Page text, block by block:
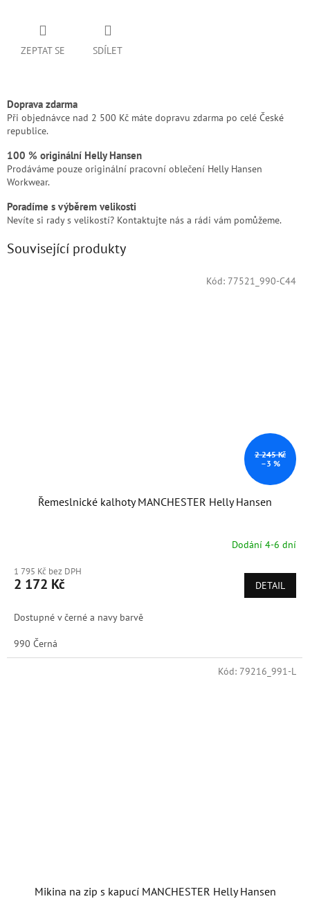
ZEPTAT SE SDÍLET
Doprava zdarma
Při objednávce nad 2 500 Kč máte dopravu zdarma po celé České
republice.
100 % originální Helly Hansen
Prodáváme pouze originální pracovní oblečení Helly Hansen
Workwear.
Poradíme s výběrem velikosti
Nevíte si rady s velikostí? Kontaktujte nás a rádi vám pomůžeme.
Související produkty
2 245 Kč
–3 %
Řemeslnické kalhoty MANCHESTER Helly Hansen
Dodání 4-6 dní
1 795 Kč bez DPH
2 172 Kč DETAIL
Dostupné v černé a navy barvě
990 Černá
Kód: 77521_990-C44
Mikina na zip s kapucí MANCHESTER Helly Hansen
Kód: 79216_991-L